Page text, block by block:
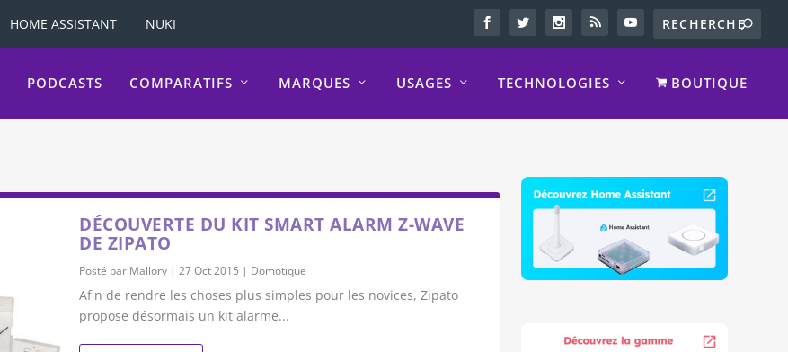
HOME ASSISTANT NUKI
PODCASTS COMPARATIFS MARQUES USAGES TECHNOLOGIES BOUTIQUE
DÉCOUVERTE DU KIT SMART ALARM Z-WAVE
DE ZIPATO
Posté par Mallory |27 Oct 2015 | Domotique
Afin de rendre les choses plus simples pour les novices, Zipato
propose désormais un kit alarme...